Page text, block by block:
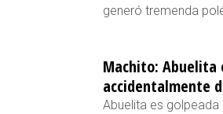
generó tremenda
Machito: Abuelita
accidentalmente
Abuelita es